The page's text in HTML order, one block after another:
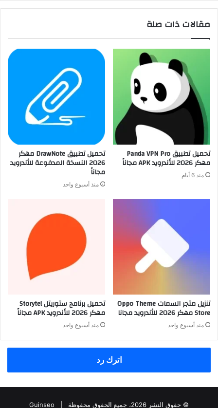
مقالات ذات صلة
تحميل تطبيق Panda VPN Pro
مهكر 2026 للأندرويد APK مجاناً
منذ 6 أيام
تحميل تطبيق DrawNote مهكر
2026 النسخة المدفوعة للأندرويد
مجاناً
منذ أسبوع واحد
تنزيل متجر السمات Oppo Theme
Store مهكر 2026 للأندرويد مجانا
منذ أسبوع واحد
تحميل برنامج ستوريتل Storytel
مهكر 2026 للأندرويد APK مجاناً
منذ أسبوع واحد
اترك رد
© حقوق النشر 2026، جميع الحقوق محفوظة | Guinseo